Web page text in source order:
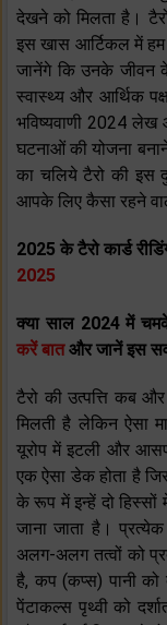
देखने को मिलता है।
इस खास आर्टिकल में हम
जानेंगे कि उनके जीवन के
स्वास्थ्य और आर्थिक
भविष्यवाणी 2024
घटनाओं की योजना
का चलिये टैरो की इस
आपके लिए कैसा रहने
2025 के टैरो कार्ड
2025
क्या साल 2024 में
करें बातऔर जानें इस
टैरो की उत्पत्ति कब
मिलती है लेकिन ऐसा
यूरोप में इटली और
एक ऐसा डेक होता है
के रूप में इन्हें दो हिस्सों
जाना जाता है। प्रत्येक
अलग-अलग तत्वों को
है, कप (कप्स) पानी को
पेंटाकल्स पृथ्वी को